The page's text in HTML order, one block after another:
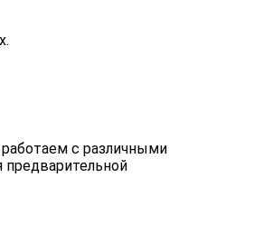
с различными
предварительной